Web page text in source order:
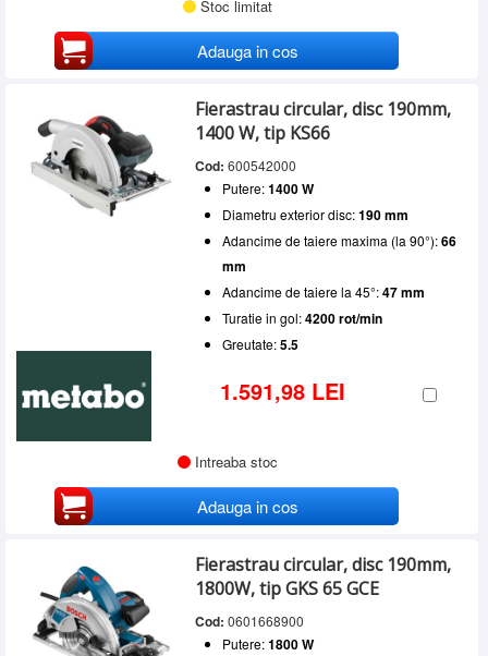
Stoc limitat
Adauga in cos
Fierastrau circular, disc 190mm,
1400 W, tip KS66
Cod: 600542000
Putere:1400 W
Diametru exterior disc:190 mm
Adancime de taiere maxima (la 90°):66
mm
Adancime de taiere la 45°:47 mm
Turatie in gol:4200 rot/min
Greutate:5.5
1.591,98 LEI
Intreaba stoc
Adauga in cos
Fierastrau circular, disc 190mm,
1800W, tip GKS 65 GCE
Cod: 0601668900
Putere:1800 W